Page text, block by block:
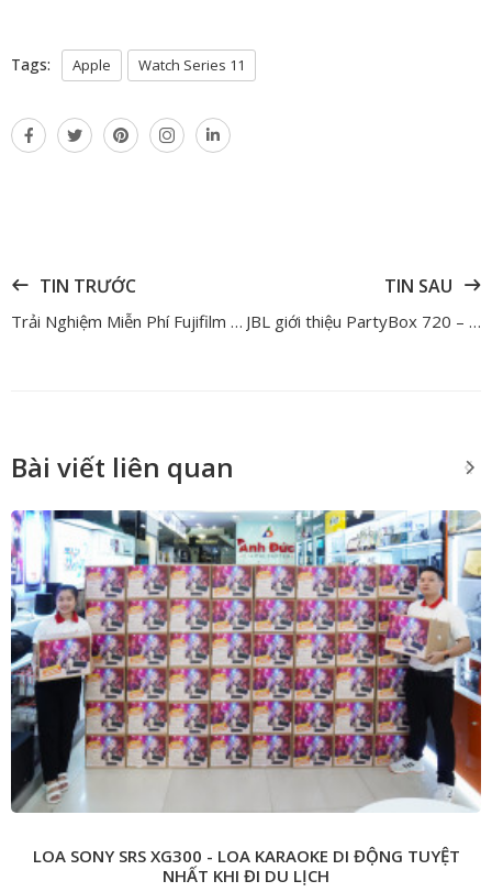
Tags: Apple Watch Series 11
TIN TRƯỚC
Trải Nghiệm Miễn Phí Fujifilm X-Half – Chạm Máy Thực Tế, Quyết Định Dễ Dàng
TIN SAU
JBL giới thiệu PartyBox 720 – Dòng loa tiệc tùng kết hợp Karaoke công suất khủng đến từ JBL
Bài viết liên quan
LOA SONY SRS XG300 - LOA KARAOKE DI ĐỘNG TUYỆT
NHẤT KHI ĐI DU LỊCH